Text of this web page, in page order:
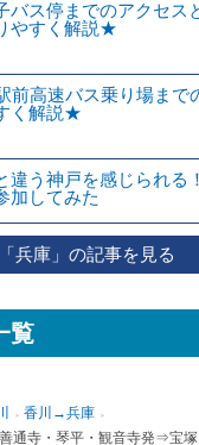
バス停までのアクセス
やすく解説★
前高速バス乗り場まで
く解説★
違う神戸を感じられる
加してみた
「兵庫」の記事を見る
覧
香川→兵庫
通寺・琴平・観音寺発⇒宝